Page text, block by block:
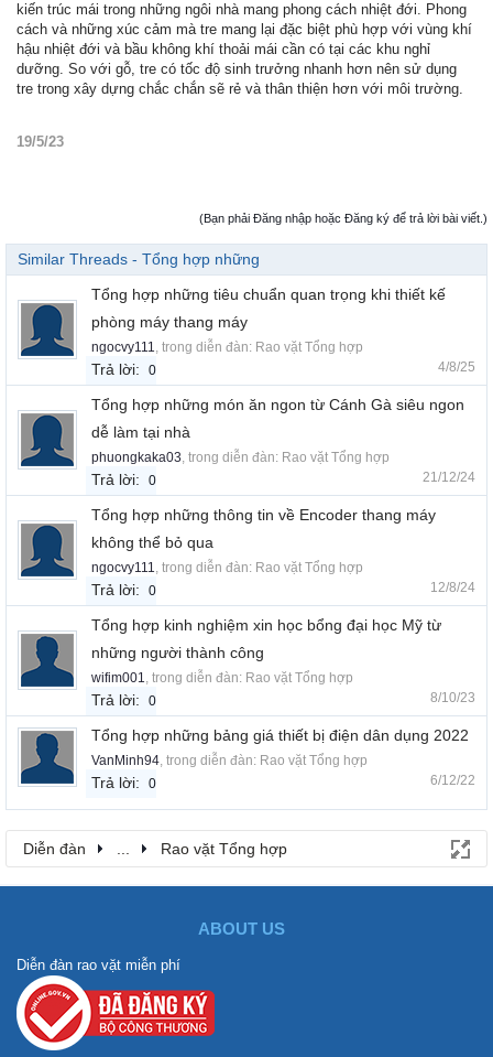
kiến trúc mái trong những ngôi nhà mang phong cách nhiệt đới. Phong
cách và những xúc cảm mà tre mang lại đặc biệt phù hợp với vùng khí
hậu nhiệt đới và bầu không khí thoải mái cần có tại các khu nghỉ
dưỡng. So với gỗ, tre có tốc độ sinh trưởng nhanh hơn nên sử dụng
tre trong xây dựng chắc chắn sẽ rẻ và thân thiện hơn với môi trường.
19/5/23
(Bạn phải Đăng nhập hoặc Đăng ký để trả lời bài viết.)
Similar Threads - Tổng hợp những
Tổng hợp những tiêu chuẩn quan trọng khi thiết kế
phòng máy thang máy
ngocvy111, trong diễn đàn: Rao vặt Tổng hợp
Trả lời: 0 4/8/25
Tổng hợp những món ăn ngon từ Cánh Gà siêu ngon
dễ làm tại nhà
phuongkaka03, trong diễn đàn: Rao vặt Tổng hợp
Trả lời: 0 21/12/24
Tổng hợp những thông tin về Encoder thang máy
không thể bỏ qua
ngocvy111, trong diễn đàn: Rao vặt Tổng hợp
Trả lời: 0 12/8/24
Tổng hợp kinh nghiệm xin học bổng đại học Mỹ từ
những người thành công
wifim001, trong diễn đàn: Rao vặt Tổng hợp
Trả lời: 0 8/10/23
Tổng hợp những bảng giá thiết bị điện dân dụng 2022
VanMinh94, trong diễn đàn: Rao vặt Tổng hợp
Trả lời: 0 6/12/22
Diễn đàn ... Rao vặt Tổng hợp
ABOUT US
Diễn đàn rao vặt miễn phí